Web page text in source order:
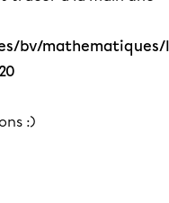
bv/mathematiques/
:)